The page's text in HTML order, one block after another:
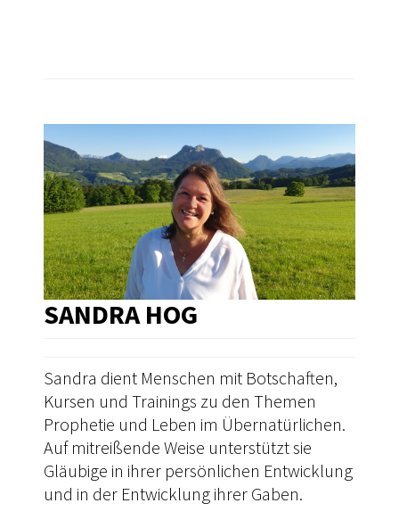
SANDRA HOG
Sandra dient Menschen mit Botschaften,
Kursen und Trainings zu den Themen
Prophetie und Leben im Übernatürlichen.
Auf mitreißende Weise unterstützt sie
Gläubige in ihrer persönlichen Entwicklung
und in der Entwicklung ihrer Gaben.